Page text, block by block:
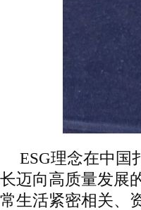
ESG理念在中国
长迈向高质量发展
常生活紧密相关、